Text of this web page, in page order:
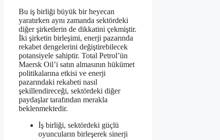
Bu iş birliği büyük bir heyecan
yaratırken aynı zamanda sektördeki
diğer şirketlerin de dikkatini çekmiştir.
İki şirketin birleşimi, enerji pazarında
rekabet dengelerini değiştirebilecek
potansiyele sahiptir. Total Petrol’ün
Maersk Oil’i satın almasının hükümet
politikalarına etkisi ve enerji
pazarındaki rekabeti nasıl
şekillendireceği, sektördeki diğer
paydaşlar tarafından merakla
beklenmektedir.
İş birliği, sektördeki güçlü
oyuncuların birleşerek sinerji